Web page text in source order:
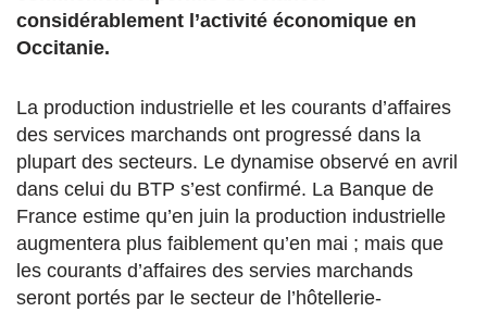
considérablement l’activité économique en
Occitanie.
La production industrielle et les courants d’affaires
des services marchands ont progressé dans la
plupart des secteurs. Le dynamise observé en avril
dans celui du BTP s’est confirmé. La Banque de
France estime qu’en juin la production industrielle
augmentera plus faiblement qu’en mai ; mais que
les courants d’affaires des servies marchands
seront portés par le secteur de l’hôtellerie-